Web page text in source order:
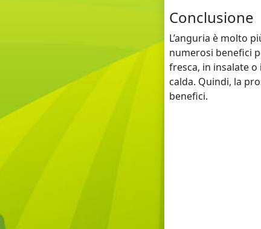
Conclusione
L’anguria è molto
numerosi benefici
fresca, in insalate
calda. Quindi, la
benefici.